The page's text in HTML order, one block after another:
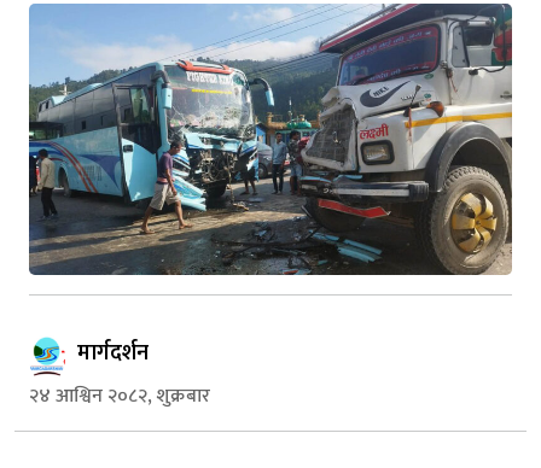
मार्गदर्शन
२४ आश्विन २०८२, शुक्रबार